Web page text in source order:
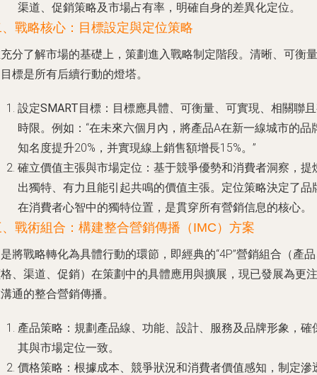
渠道、促銷策略及市場占有率，明確自身的差異化定位。
戰略核心：目標設定與定位策略
分了解市場的基礎上，策劃進入戰略制定階段。清晰、可衡量
標是所有后續行動的燈塔。
設定SMART目標 ：目標應具體、可衡量、可實現、相關聯
時限。例如：“在未來六個月內，將產品A在新一線城市的品
知名度提升20%，并實現線上銷售額增長15%。”
確立價值主張與市場定位 ：基于競爭優勢和消費者洞察，提
出獨特、有力且能引起共鳴的價值主張。定位策略決定了品
在消費者心智中的獨特位置，是貫穿所有營銷信息的核心。
戰術組合：構建整合營銷傳播（IMC）方案
將戰略轉化為具體行動的環節，即經典的“4P”營銷組合（產
、渠道、促銷）在策劃中的具體應用與擴展，現已發展為更注
通的整合營銷傳播。
產品策略 ：規劃產品線、功能、設計、服務及品牌形象，確
其與市場定位一致。
價格策略 ：根據成本、競爭狀況和消費者價值感知，制定滲